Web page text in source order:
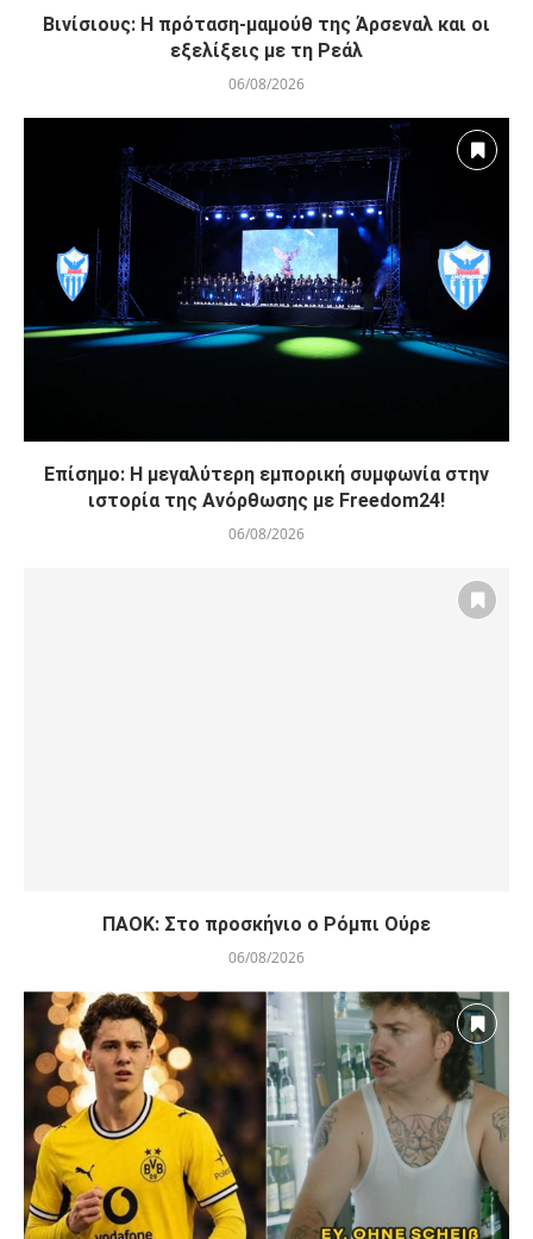
Βινίσιους: Η πρόταση-μαμούθ της Άρσεναλ και οι
εξελίξεις με τη Ρεάλ
06/08/2026
Επίσημο: Η μεγαλύτερη εμπορική συμφωνία στην
ιστορία της Ανόρθωσης με Freedom24!
06/08/2026
ΠΑΟΚ: Στο προσκήνιο ο Ρόμπι Ούρε
06/08/2026